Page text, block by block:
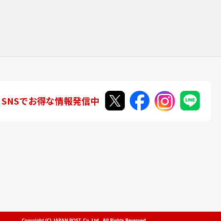
SNSでお得な情報発信中